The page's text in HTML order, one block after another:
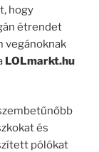
hogy
étrendet
vegánoknak
LOLmarkt.hu
és
pólókat